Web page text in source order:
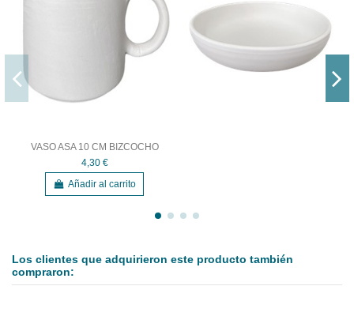
VASO ASA 10 CM BIZCOCHO
4,30 €
Añadir al carrito
Los clientes que adquirieron este producto también
compraron: